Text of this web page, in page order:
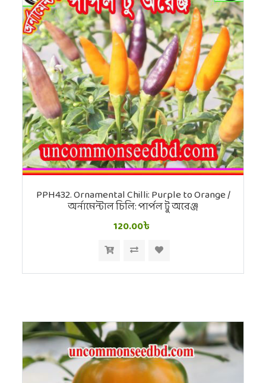
PPH432. Ornamental Chilli: Purple to Orange /
অর্নামেন্টাল চিলি: পার্পল টু অরেঞ্জ
120.00৳